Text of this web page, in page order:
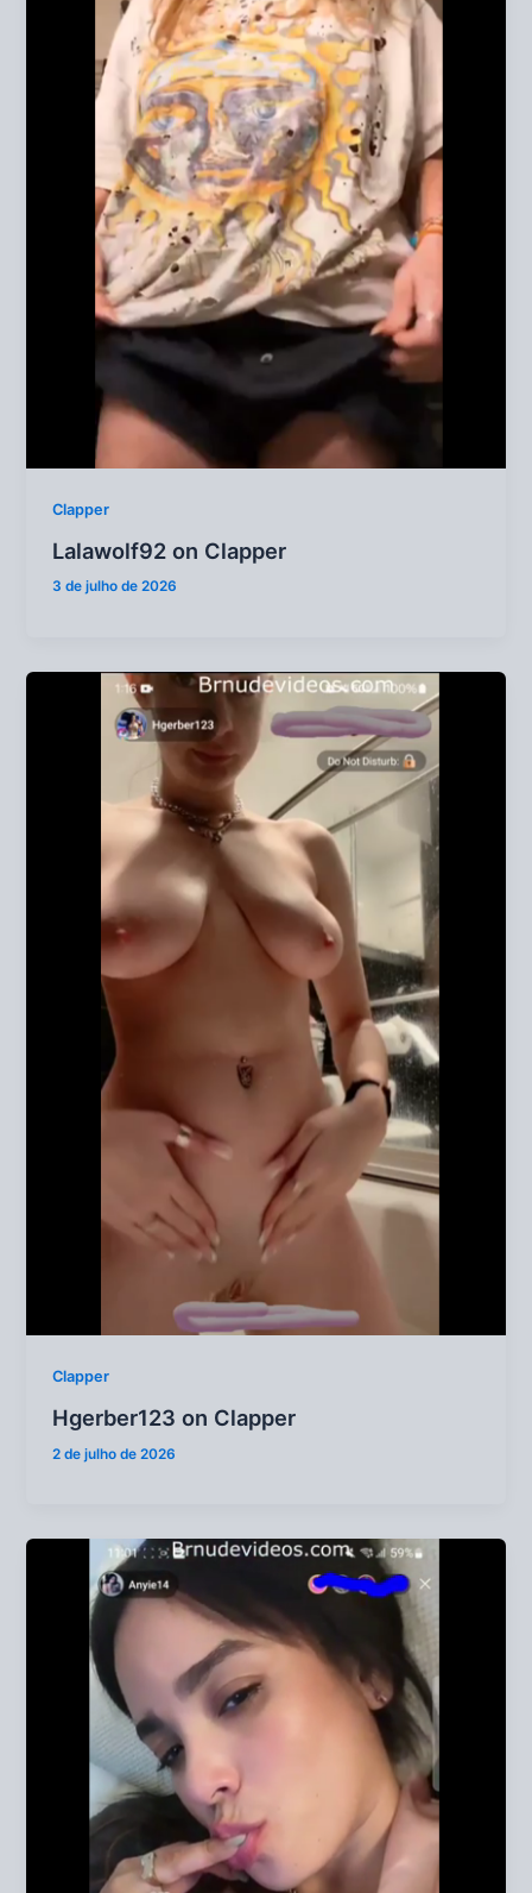
Clapper
Lalawolf92 on Clapper
3 de julho de 2026
Clapper
Hgerber123 on Clapper
2 de julho de 2026